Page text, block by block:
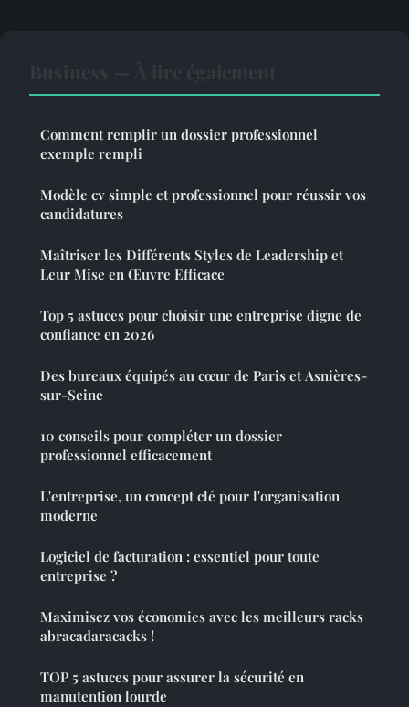
Comment remplir un dossier professionnel
exemple rempli
Modèle cv simple et professionnel pour réussir vos
candidatures
Maîtriser les Différents Styles de Leadership et
Leur Mise en Œuvre Efficace
Top 5 astuces pour choisir une entreprise digne de
confiance en 2026
Des bureaux équipés au cœur de Paris et Asnières-
sur-Seine
10 conseils pour compléter un dossier
professionnel efficacement
L'entreprise, un concept clé pour l'organisation
moderne
Logiciel de facturation : essentiel pour toute
entreprise ?
Maximisez vos économies avec les meilleurs racks
abracadaracacks !
TOP 5 astuces pour assurer la sécurité en
manutention lourde